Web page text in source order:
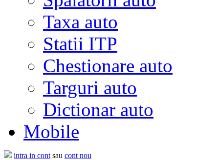
Taxa auto
Statii ITP
Chestionare auto
Targuri auto
Dictionar auto
Mobile
intra in cont sau cont nou